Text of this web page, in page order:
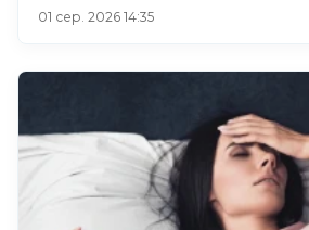
01 сер. 2026 14:35